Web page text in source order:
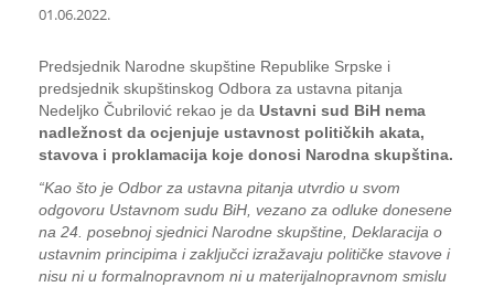
01.06.2022.
Predsjednik Narodne skupštine Republike Srpske i
predsjednik skupštinskog Odbora za ustavna pitanja
Nedeljko Čubrilović rekao je da Ustavni sud BiH nema
nadležnost da ocjenjuje ustavnost političkih akata,
stavova i proklamacija koje donosi Narodna skupština.
“Kao što je Odbor za ustavna pitanja utvrdio u svom
odgovoru Ustavnom sudu BiH, vezano za odluke donesene
na 24. posebnoj sjednici Narodne skupštine, Deklaracija o
ustavnim principima i zaključci izražavaju političke stavove i
nisu ni u formalnopravnom ni u materijalnopravnom smislu